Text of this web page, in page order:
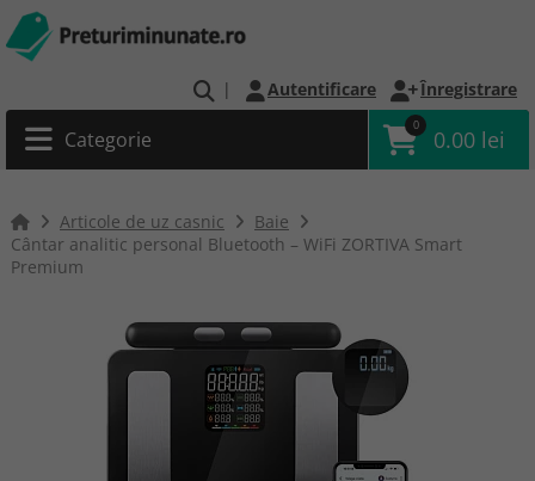
| Autentificare Înregistrare
Categorie
0
0.00 lei
Articole de uz casnic
Baie
Cântar analitic personal Bluetooth – WiFi ZORTIVA Smart
Premium